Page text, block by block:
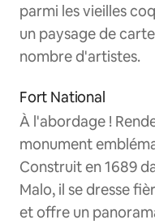
parmi les vieilles
un paysage de
nombre d'artistes.
Fort National
À l'abordage !
monument
Construit en 1689
Malo, il se dresse
et offre un